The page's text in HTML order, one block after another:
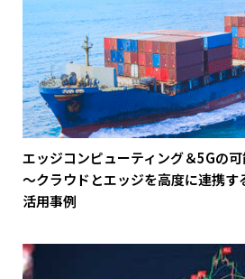
エッジコンピューティング＆5Gの
～クラウドとエッジを高度に連携す
活用事例